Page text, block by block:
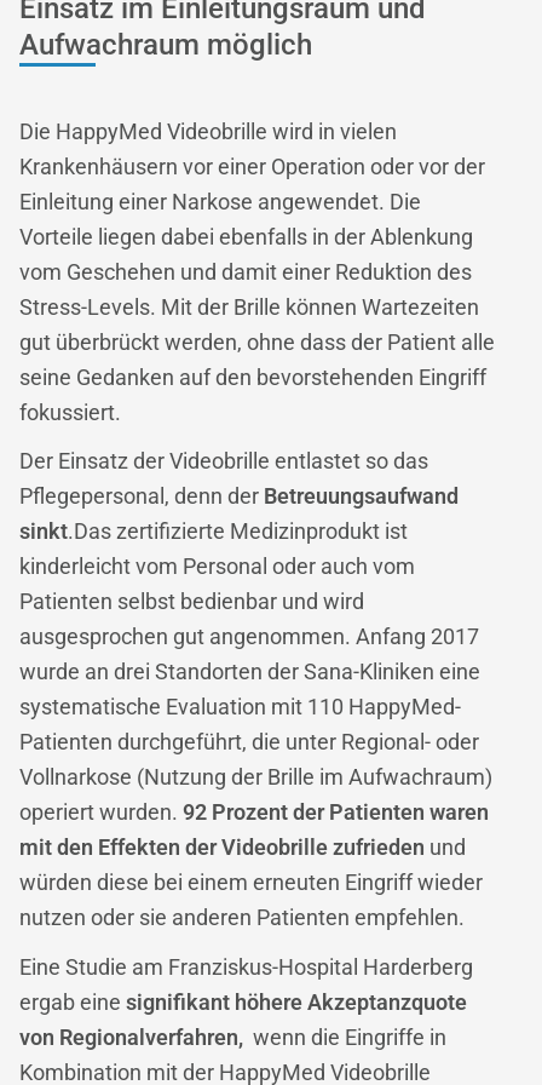
Einsatz im Einleitungsraum und
Aufwachraum möglich
Die HappyMed Videobrille wird in vielen
Krankenhäusern vor einer Operation oder vor der
Einleitung einer Narkose angewendet. Die
Vorteile liegen dabei ebenfalls in der Ablenkung
vom Geschehen und damit einer Reduktion des
Stress-Levels. Mit der Brille können Wartezeiten
gut überbrückt werden, ohne dass der Patient alle
seine Gedanken auf den bevorstehenden Eingriff
fokussiert.
Der Einsatz der Videobrille entlastet so das
Pflegepersonal, denn der Betreuungsaufwand
sinkt.Das zertifizierte Medizinprodukt ist
kinderleicht vom Personal oder auch vom
Patienten selbst bedienbar und wird
ausgesprochen gut angenommen. Anfang 2017
wurde an drei Standorten der Sana-Kliniken eine
systematische Evaluation mit 110 HappyMed-
Patienten durchgeführt, die unter Regional- oder
Vollnarkose (Nutzung der Brille im Aufwachraum)
operiert wurden. 92 Prozent der Patienten waren
mit den Effekten der Videobrille zufrieden und
würden diese bei einem erneuten Eingriff wieder
nutzen oder sie anderen Patienten empfehlen.
Eine Studie am Franziskus-Hospital Harderberg
ergab eine signifikant höhere Akzeptanzquote
von Regionalverfahren,wenn die Eingriffe in
Kombination mit der HappyMed Videobrille